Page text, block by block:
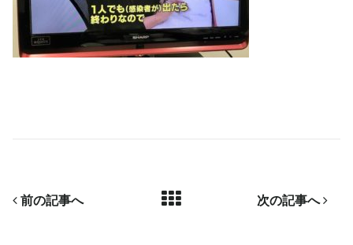
前の記事へ 次の記事へ